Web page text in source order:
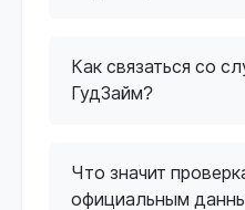
Как связаться со
ГудЗайм?
Что значит
официальным